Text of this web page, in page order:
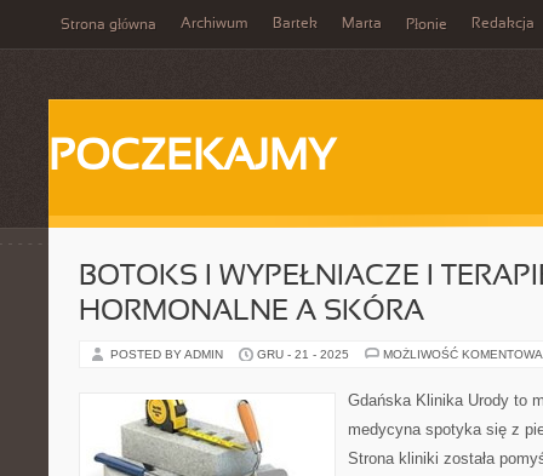
Strona główna Archiwum Bartek Marta Płonie Redakcja
POCZEKAJMY
BOTOKS I WYPEŁNIACZE I
HORMONALNE A SKÓRA
POSTED BY ADMIN GRU - 21 - 2025 MOŻLIWOŚĆ
Gdańska Klinika Urody to
medycyna spotyka się z
Strona kliniki została